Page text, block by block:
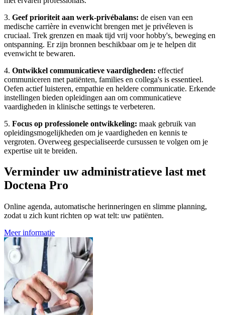
3. Geef prioriteit aan werk-privébalans: de eisen van een
medische carrière in evenwicht brengen met je privéleven is
cruciaal. Trek grenzen en maak tijd vrij voor hobby's, beweging en
ontspanning. Er zijn bronnen beschikbaar om je te helpen dit
evenwicht te bewaren.
4. Ontwikkel communicatieve vaardigheden: effectief
communiceren met patiënten, families en collega's is essentieel.
Oefen actief luisteren, empathie en heldere communicatie. Erkende
instellingen bieden opleidingen aan om communicatieve
vaardigheden in klinische settings te verbeteren.
5. Focus op professionele ontwikkeling: maak gebruik van
opleidingsmogelijkheden om je vaardigheden en kennis te
vergroten. Overweeg gespecialiseerde cursussen te volgen om je
expertise uit te breiden.
Verminder uw administratieve last met
Doctena Pro
Online agenda, automatische herinneringen en slimme planning,
zodat u zich kunt richten op wat telt: uw patiënten.
Meer informatie